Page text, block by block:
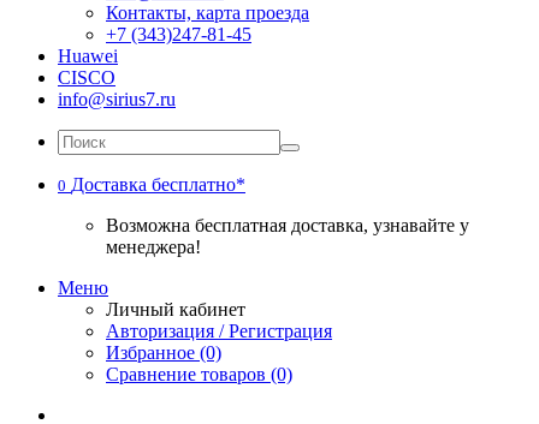
Контакты, карта проезда
+7 (343)247-81-45
Huawei
CISCO
info@sirius7.ru
0 Доставка бесплатно*
Возможна бесплатная доставка, узнавайте у
менеджера!
Меню
Личный кабинет
Авторизация / Регистрация
Избранное (0)
Сравнение товаров (0)